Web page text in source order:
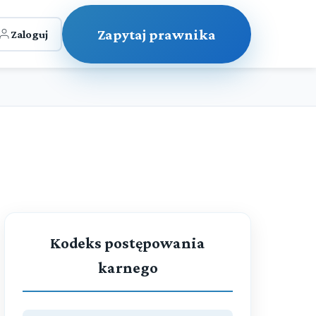
Zaloguj Zapytaj prawnika
Kodeks postępowania
karnego